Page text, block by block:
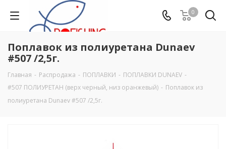
0
Поплавок из полиуретана Dunaev
#507 /2,5г.
Главная - Распродажа - ПОПЛАВКИ - ПОПЛАВКИ DUNAEV -
#507 ПОЛИУРЕТАН (верх черный, низ оранжевый) - Поплавок из
полиуретана Dunaev #507 /2,5г.